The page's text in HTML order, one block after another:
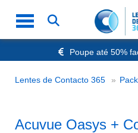
Poupe até 50%
Envio
Nº1 na
Lentes de Contacto 365
Acuvue Oasys +